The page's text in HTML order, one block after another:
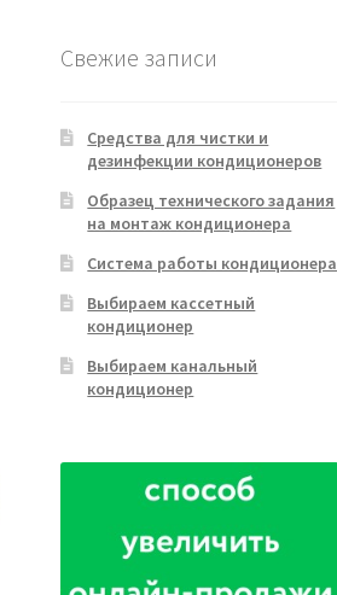
Свежие записи
Средства для чистки и
дезинфекции кондиционеров
Образец технического задания
на монтаж кондиционера
Система работы кондиционера
Выбираем кассетный
кондиционер
Выбираем канальный
кондиционер